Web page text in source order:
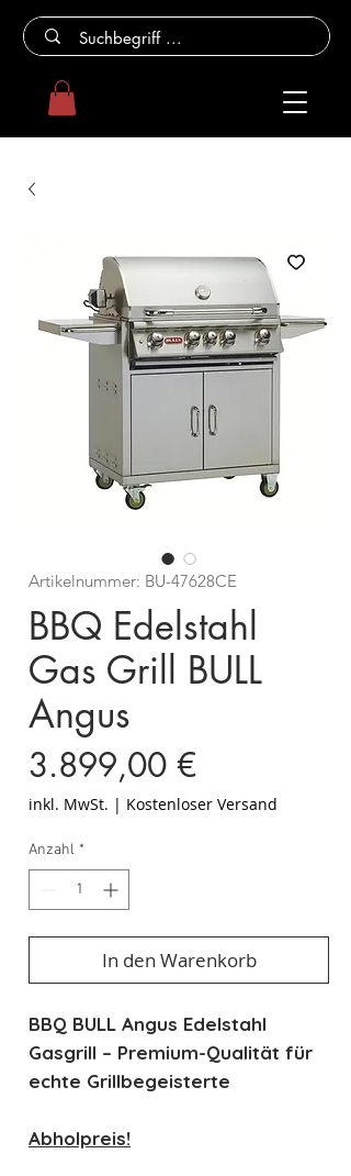
Artikelnummer: BU-47628CE
BBQ Edelstahl
Gas Grill BULL
Angus
3.899,00 €Preis
inkl. MwSt. | Kostenloser Versand
Anzahl *
In den Warenkorb
BBQ BULL Angus Edelstahl
Gasgrill – Premium-Qualität für
echte Grillbegeisterte
Abholpreis!